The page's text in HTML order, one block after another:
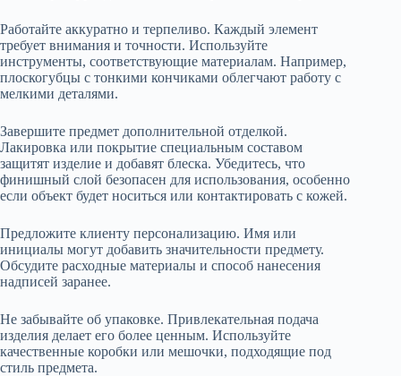
Работайте аккуратно и терпеливо. Каждый элемент
требует внимания и точности. Используйте
инструменты, соответствующие материалам. Например,
плоскогубцы с тонкими кончиками облегчают работу с
мелкими деталями.
Завершите предмет дополнительной отделкой.
Лакировка или покрытие специальным составом
защитят изделие и добавят блеска. Убедитесь, что
финишный слой безопасен для использования, особенно
если объект будет носиться или контактировать с кожей.
Предложите клиенту персонализацию. Имя или
инициалы могут добавить значительности предмету.
Обсудите расходные материалы и способ нанесения
надписей заранее.
Не забывайте об упаковке. Привлекательная подача
изделия делает его более ценным. Используйте
качественные коробки или мешочки, подходящие под
стиль предмета.